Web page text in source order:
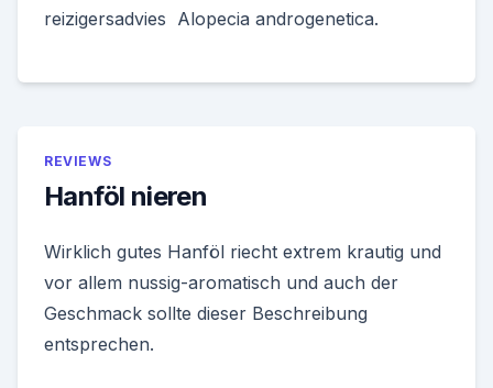
reizigersadvies Alopecia androgenetica.
REVIEWS
Hanföl nieren
Wirklich gutes Hanföl riecht extrem krautig und
vor allem nussig-aromatisch und auch der
Geschmack sollte dieser Beschreibung
entsprechen.